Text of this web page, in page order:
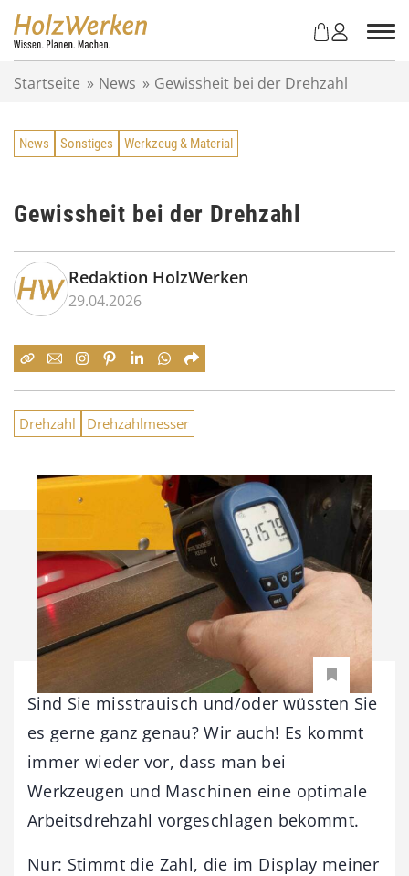
Startseite » News » Gewissheit bei der Drehzahl
News Sonstiges Werkzeug & Material
Gewissheit bei der Drehzahl
Redaktion HolzWerken
29.04.2026
Drehzahl Drehzahlmesser
Sind Sie misstrauisch und/oder wüssten Sie
es gerne ganz genau? Wir auch! Es kommt
immer wieder vor, dass man bei
Werkzeugen und Maschinen eine optimale
Arbeitsdrehzahl vorgeschlagen bekommt.
Nur: Stimmt die Zahl, die im Display meiner